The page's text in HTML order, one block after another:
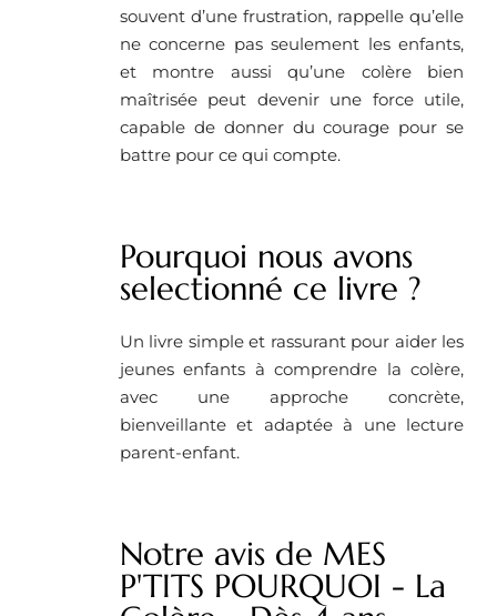
souvent d’une frustration, rappelle qu’elle
ne concerne pas seulement les enfants,
et montre aussi qu’une colère bien
maîtrisée peut devenir une force utile,
capable de donner du courage pour se
battre pour ce qui compte.
Pourquoi nous avons
selectionné ce livre ?
Un livre simple et rassurant pour aider les
jeunes enfants à comprendre la colère,
avec une approche concrète,
bienveillante et adaptée à une lecture
parent-enfant.
Notre avis de MES
P'TITS POURQUOI - La